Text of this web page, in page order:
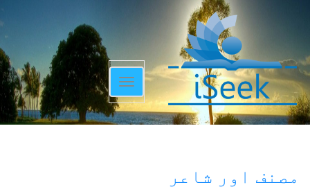
Toggle
navigation
مصنف اور شاعر